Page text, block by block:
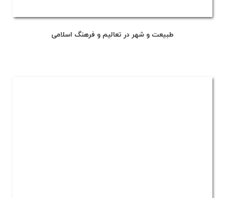
طبیعت و شهر در تعالیم و فرهنگ اسلامی